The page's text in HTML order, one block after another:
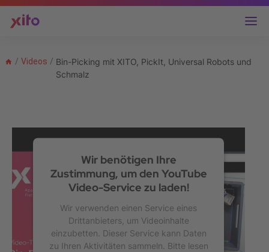
/ Videos / Bin-Picking mit XITO, PickIt, Universal Robots und
Schmalz
Wir benötigen Ihre
Zustimmung, um den YouTube
Video-Service zu laden!
Wir verwenden einen Service eines
Drittanbieters, um Videoinhalte
einzubetten. Dieser Service kann Daten
zu Ihren Aktivitäten sammeln. Bitte lesen